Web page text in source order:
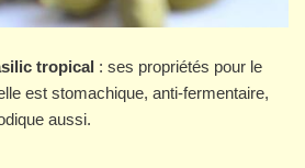
tropical : ses propriétés pour le
est stomachique, anti-fermentaire,
aussi.